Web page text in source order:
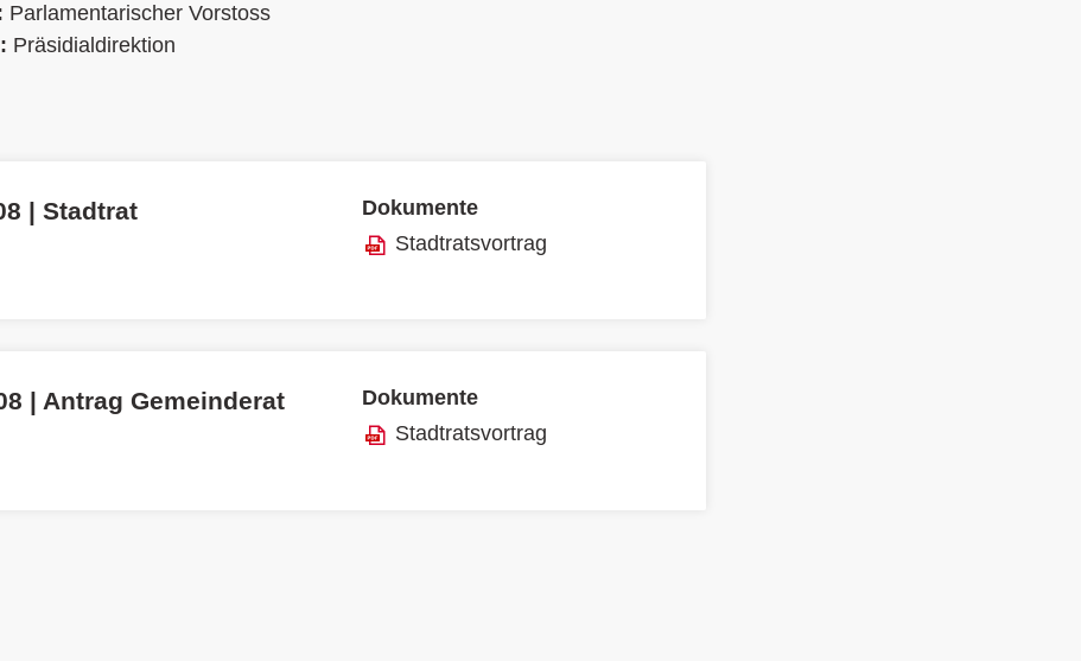
Parlamentarischer Vorstoss
Präsidialdirektion
| Stadtrat
Dokumente
Stadtratsvortrag
| Antrag Gemeinderat
Dokumente
Stadtratsvortrag